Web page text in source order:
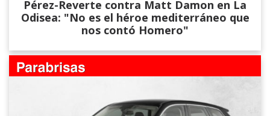
Pérez-Reverte contra Matt Damon en La
Odisea: "No es el héroe mediterráneo que
nos contó Homero"